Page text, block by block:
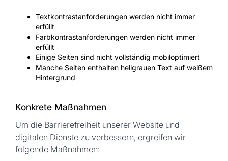
Textkontrastanforderungen werden nicht immer
erfüllt
Farbkontrastanforderungen werden nicht immer
erfüllt
Einige Seiten sind nicht vollständig mobiloptimiert
Manche Seiten enthalten hellgrauen Text auf weißem
Hintergrund
Konkrete Maßnahmen
Um die Barrierefreiheit unserer Website und
digitalen Dienste zu verbessern, ergreifen wir
folgende Maßnahmen: